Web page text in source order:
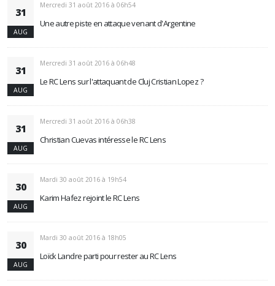
31
AUG
Mercredi 31 août 2016 à 06h54
Une autre piste en attaque venant d'Argentine
31
AUG
Mercredi 31 août 2016 à 06h48
Le RC Lens sur l'attaquant de Cluj Cristian Lopez ?
31
AUG
Mercredi 31 août 2016 à 06h38
Christian Cuevas intéresse le RC Lens
30
AUG
Mardi 30 août 2016 à 19h54
Karim Hafez rejoint le RC Lens
30
AUG
Mardi 30 août 2016 à 18h05
Loïck Landre parti pour rester au RC Lens